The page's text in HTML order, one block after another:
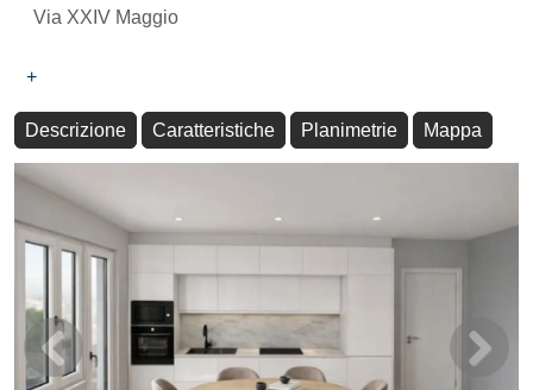
Via XXIV Maggio
+
Descrizione Caratteristiche Planimetrie Mappa